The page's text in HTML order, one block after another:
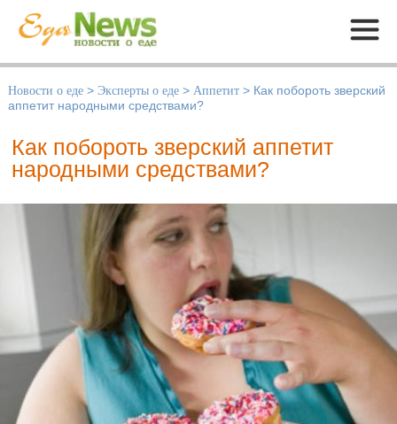
Меню
Новости о еде > Эксперты о еде > Аппетит > Как побороть зверский
аппетит народными средствами?
Как побороть зверский аппетит
народными средствами?